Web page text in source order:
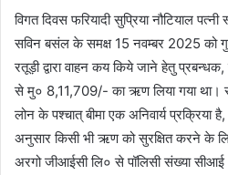
विगत दिवस फरियादी सुप्रिया नौटियाल पत्नी
सविन बसंल के समक्ष 15 नवम्बर 2025 को
रतूड़ी द्वारा वाहन कय किये जाने हेतु
से मु० 8,11,709/- का ऋण लिया गया था।
लोन के पश्चात् बीमा एक अनिवार्य प्रक्रिया
अनुसार किसी भी ऋण को सुरक्षित करने के
अरगो जीआईसी लि० से पॉलिसी संख्या